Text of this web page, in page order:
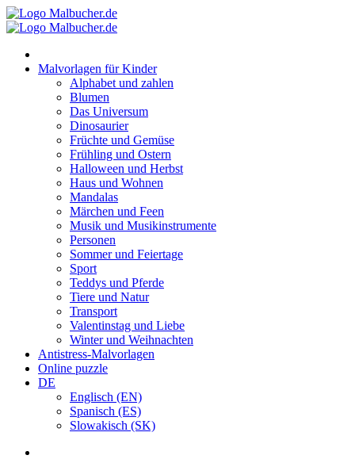
Zum
Inhalt
Malvorlagen für Kinder
Alphabet und zahlen
Blumen
Das Universum
Dinosaurier
Früchte und Gemüse
Frühling und Ostern
Halloween und Herbst
Haus und Wohnen
Mandalas
Märchen und Feen
Musik und Musikinstrumente
Personen
Sommer und Feiertage
Sport
Teddys und Pferde
Tiere und Natur
Transport
Valentinstag und Liebe
Winter und Weihnachten
Antistress-Malvorlagen
Online puzzle
DE
Englisch (EN)
Spanisch (ES)
Slowakisch (SK)